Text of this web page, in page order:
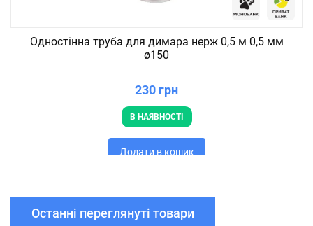
Одностінна труба для димара нерж 0,5 м 0,5 мм
ø150
230 грн
В НАЯВНОСТІ
Додати в кошик
Останні переглянуті товари